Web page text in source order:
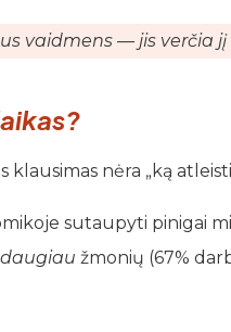
vaidmens — jis verčia jį
klausimas nėra „ką
sutaupyti pinigai
daugiau žmonių (67%